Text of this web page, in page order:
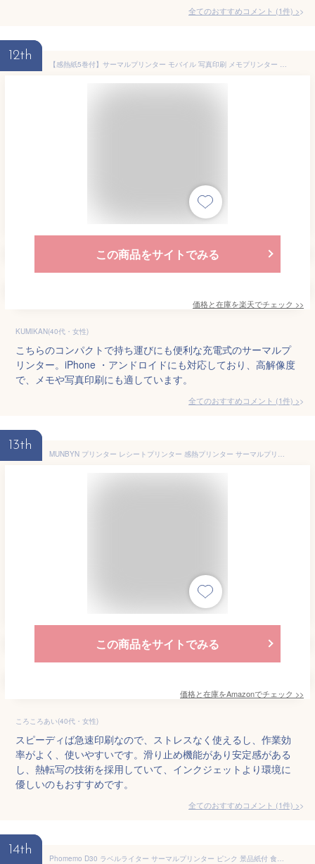
全てのおすすめコメント (1件) >
12th
【感熱紙5巻付】サーマルプリンター モバイル 写真印刷 メモプリンター ラベルライター Bluetooth 充電式 スマホプリンター USB メモ印刷 ラベル 感熱式 コンパクト iPhone Android プレゼント 子供 誕生日 接続
この商品をサイトでみる
価格と在庫を楽天でチェック >>
KUMIKAN(40代・女性)
こちらのコンパクトで持ち運びにも便利な充電式のサーマルプ
リンター。iPhone ・アンドロイドにも対応しており、高解像度
で、メモや写真印刷にも適しています。
全てのおすすめコメント (1件) >
13th
MUNBYN プリンター レシートプリンター 感熱プリンター サーマルプリンター ESC/POS エプソン指令対応 領収書/請求書 300mm/s高速印刷 USB/Serial/LANポート多端子接続 居酒屋 駐車場 ガソリンスタンド 本屋 喫茶店適用 取り 扱い簡単 58/80mm感熱紙サポート 事務用 JCT登録済
この商品をサイトでみる
価格と在庫をAmazonでチェック >>
ころころあい(40代・女性)
スピーディば急速印刷なので、ストレスなく使えるし、作業効
率がよく、使いやすいです。滑り止め機能があり安定感がある
し、熱転写の技術を採用していて、インクジェットより環境に
優しいのもおすすめです。
全てのおすすめコメント (1件) >
14th
Phomemo D30 ラベルライター サーマルプリンター ピンク 景品紙付 食品表示 スマホ 対応 ラベルプリンター モバイルプリンター 宛名印刷 家庭収納 小型 持ち運び iPhone用 プレゼント iOS/android対応 日本語APP 送料0 ポータブル 公式